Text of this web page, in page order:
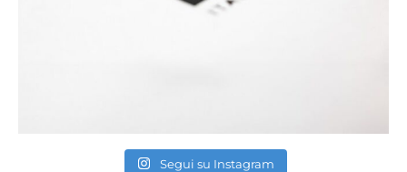
Segui su Instagram